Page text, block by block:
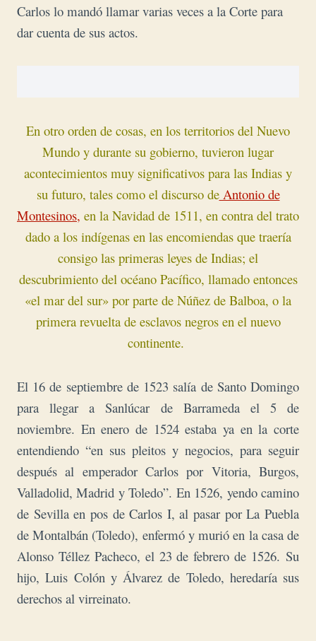
Carlos lo mandó llamar varias veces a la Corte para
dar cuenta de sus actos.
En otro orden de cosas, en los territorios del Nuevo
Mundo y durante su gobierno, tuvieron lugar
acontecimientos muy significativos para las Indias y
su futuro, tales como el discurso deAntonio de
Montesinos, en la Navidad de 1511, en contra del trato
dado a los indígenas en las encomiendas que traería
consigo las primeras leyes de Indias; el
descubrimiento del océano Pacífico, llamado entonces
«el mar del sur» por parte de Núñez de Balboa, o la
primera revuelta de esclavos negros en el nuevo
continente.
El 16 de septiembre de 1523 salía de Santo Domingo
para llegar a Sanlúcar de Barrameda el 5 de
noviembre. En enero de 1524 estaba ya en la corte
entendiendo “en sus pleitos y negocios, para seguir
después al emperador Carlos por Vitoria, Burgos,
Valladolid, Madrid y Toledo”. En 1526, yendo camino
de Sevilla en pos de Carlos I, al pasar por La Puebla
de Montalbán (Toledo), enfermó y murió en la casa de
Alonso Téllez Pacheco, el 23 de febrero de 1526. Su
hijo, Luis Colón y Álvarez de Toledo, heredaría sus
derechos al virreinato.